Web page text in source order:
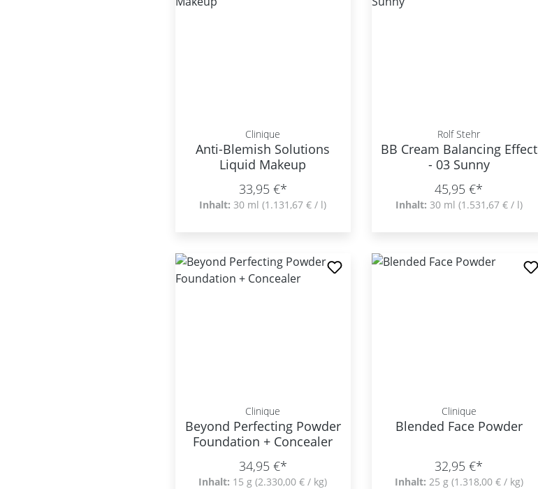
Clinique
Anti-Blemish Solutions
Liquid Makeup
33,95 €*
Inhalt: 30 ml(1.131,67 € / l)
Rolf Stehr
BB Cream Balancing Effect
- 03 Sunny
45,95 €*
Inhalt: 30 ml (1.531,67 € / l)
Clinique
Beyond Perfecting Powder
Foundation + Concealer
34,95 €*
Inhalt: 15 g(2.330,00 € / kg)
Clinique
Blended Face Powder
32,95 €*
Inhalt: 25 g (1.318,00 € / kg)